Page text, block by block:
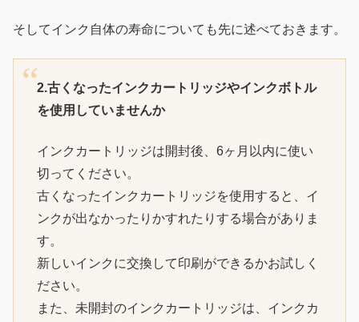
そしてインク自体の寿命についても先に述べておきます。
2.古くなったインクカートリッジやインクボトル
を使用していませんか
インクカートリッジは開封後、6ヶ月以内に使い
切ってください。
古くなったインクカートリッジを使用すると、イ
ンクが出なかったりかすれたりする場合がありま
す。
新しいインクに交換して印刷ができるかお試しく
ださい。
また、未開封のインクカートリッジは、インクカ